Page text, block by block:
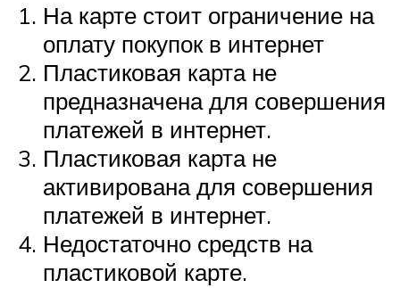
На карте стоит ограничение на
оплату покупок в интернет
Пластиковая карта не
предназначена для совершения
платежей в интернет.
Пластиковая карта не
активирована для совершения
платежей в интернет.
Недостаточно средств на
пластиковой карте.